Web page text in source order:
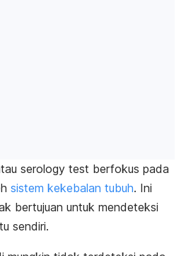
serology test berfokus pada
sistem kekebalan tubuh. Ini
bertujuan untuk mendeteksi
sendiri.